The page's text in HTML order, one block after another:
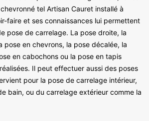
tel Artisan Cauret installé à
faire et ses connaissances lui permettent
pose de carrelage. La pose droite, la
pose en chevrons, la pose décalée, la
en cabochons ou la pose en tapis
Il peut effectuer aussi des poses
pour la pose de carrelage intérieur,
bain, ou du carrelage extérieur comme la